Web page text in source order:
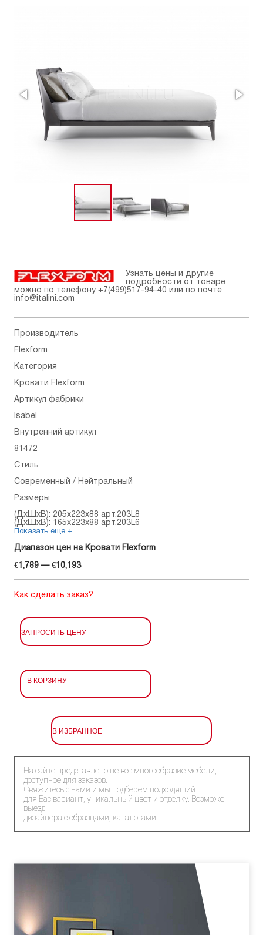
Узнать цены и другие
подробности от товаре
можно по телефону +7(499)517-94-40 или по почте
info@italini.com
Производитель
Flexform
Категория
Кровати Flexform
Артикул фабрики
Isabel
Внутренний артикул
81472
Стиль
Современный / Нейтральный
Размеры
(ДхШхВ): 205x223x88 арт.203L8
(ДхШхВ): 165x223x88 арт.203L6
Показать еще +
Диапазон цен на Кровати Flexform
€1,789 — €10,193
Как сделать заказ?
ЗАПРОСИТЬ ЦЕНУ
В КОРЗИНУ
В ИЗБРАННОЕ
На сайте представлено не все многообразие мебели,
доступное для заказов.
Свяжитесь с нами и мы подберем подходящий
для Вас вариант, уникальный цвет и отделку. Возможен
выезд
дизайнера с образцами, каталогами